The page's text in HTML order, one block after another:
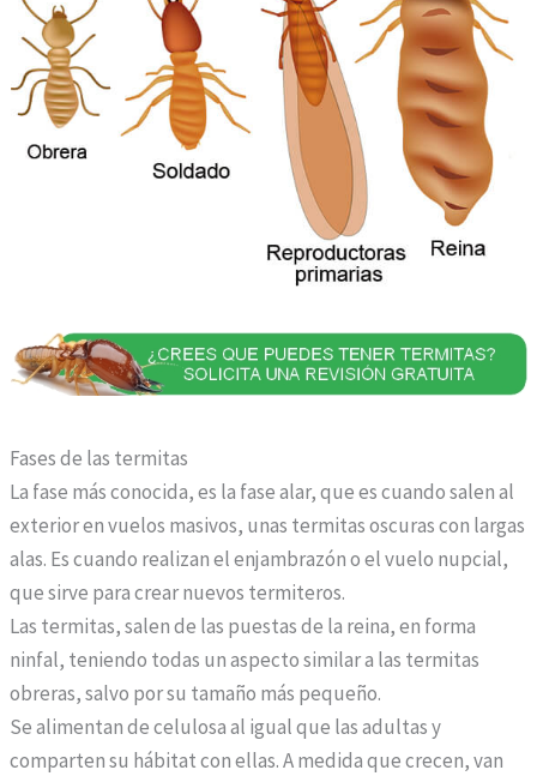
n
u
f
m
a
a
o
n
l
i
n
e
p
o
Fases de las termitas
La fase más conocida, es la fase alar, que es cuando salen al
exterior en vuelos masivos, unas termitas oscuras con largas
alas. Es cuando realizan el enjambrazón o el vuelo nupcial,
que sirve para crear nuevos termiteros.
Las termitas, salen de las puestas de la reina, en forma
ninfal, teniendo todas un aspecto similar a las termitas
obreras, salvo por su tamaño más pequeño.
Se alimentan de celulosa al igual que las adultas y
comparten su hábitat con ellas. A medida que crecen, van